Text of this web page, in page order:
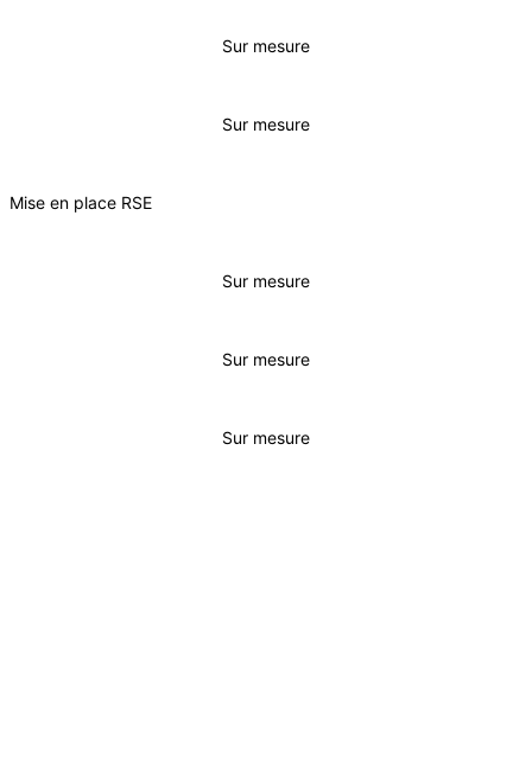
Sur mesure
Sur mesure
Mise en place RSE
Sur mesure
Sur mesure
Sur mesure